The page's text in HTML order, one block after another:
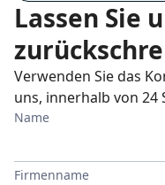
Lassen Sie
Verwenden Sie das
uns, innerhalb von
Name
Firmenname